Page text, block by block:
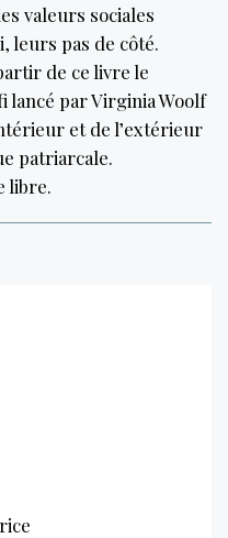
valeurs sociales
leurs pas de côté.
de ce livre le
lancé par Virginia Woolf
et de l’extérieur
patriarcale.
libre.